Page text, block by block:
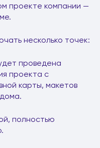
проекте компании —
несколько точек:
проведена
проекта с
карты, макетов
полностью